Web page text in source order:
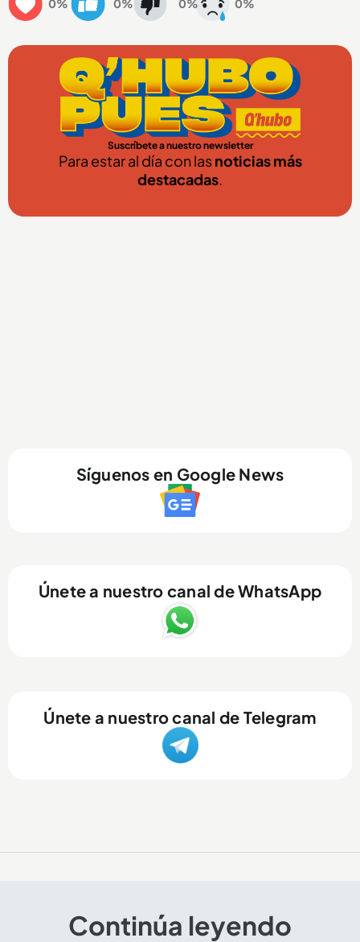
0% 0% 0% 0%
Suscríbete a nuestro newsletter
Para estar al día con lasnoticias más
destacadas.
Síguenos en Google News
Únete a nuestro canal de WhatsApp
Únete a nuestro canal de Telegram
Continúa leyendo